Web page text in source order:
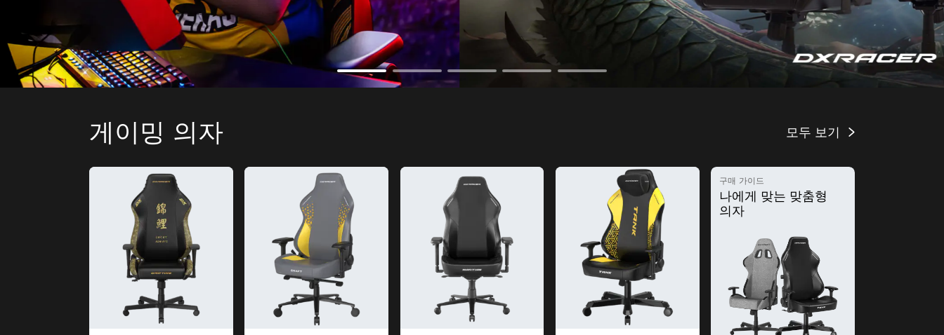
게이밍 의자 모두 보기
구매 가이드
나에게 맞는 맞춤형
의자